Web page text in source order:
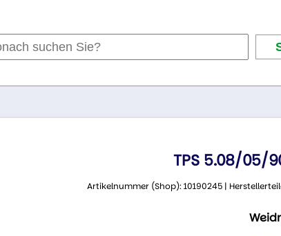
TPS 5.08/05/
Artikelnummer (Shop): 10190245 |